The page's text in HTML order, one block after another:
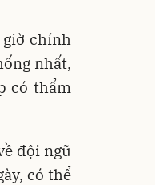
giờ chính
nhất,
có thẩm
đội ngũ
có thể